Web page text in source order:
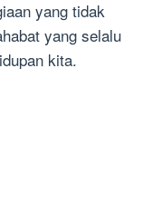
yang tidak
yang selalu
kita.